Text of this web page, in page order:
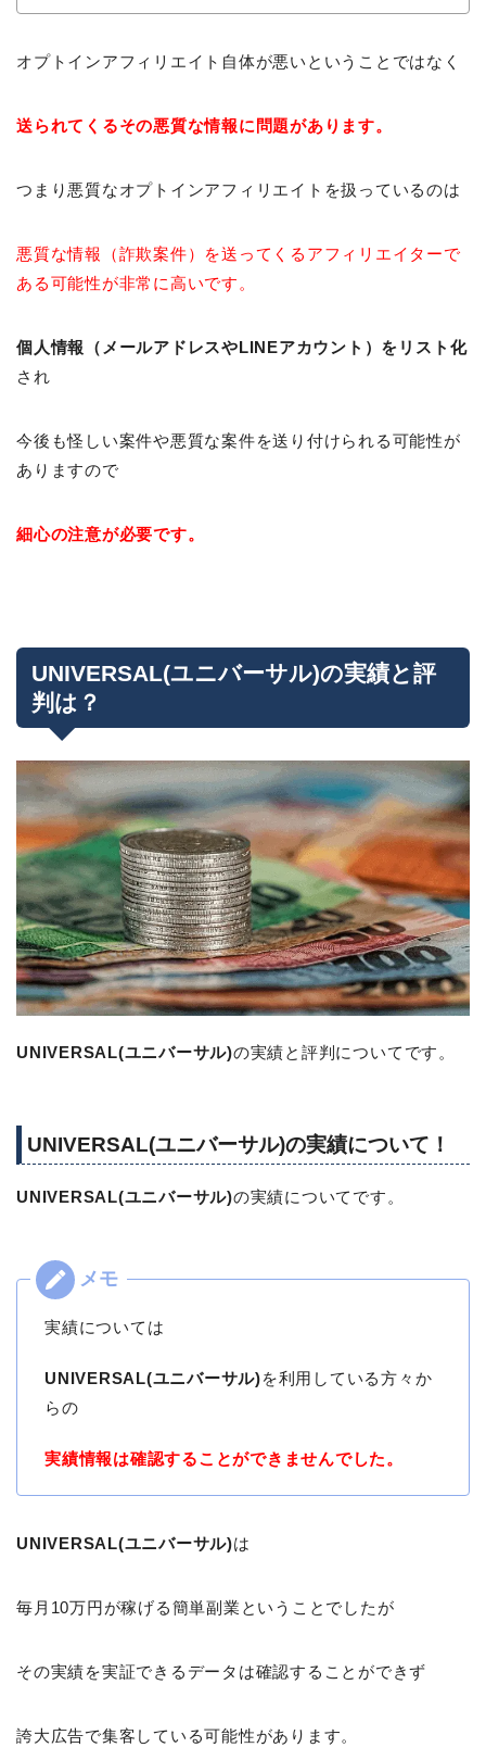
オプトインアフィリエイト自体が悪いということではなく
送られてくるその悪質な情報に問題があります。
つまり悪質なオプトインアフィリエイトを扱っているのは
悪質な情報（詐欺案件）を送ってくるアフィリエイターで
ある可能性が非常に高いです。
個人情報（メールアドレスやLINEアカウント）をリスト化
され
今後も怪しい案件や悪質な案件を送り付けられる可能性が
ありますので
細心の注意が必要です。
UNIVERSAL(ユニバーサル)の実績と評
判は？
UNIVERSAL(ユニバーサル)の実績と評判についてです。
UNIVERSAL(ユニバーサル)の実績について！
UNIVERSAL(ユニバーサル)の実績についてです。
実績については
UNIVERSAL(ユニバーサル)を利用している方々か
らの
実績情報は確認することができませんでした。
UNIVERSAL(ユニバーサル)は
毎月10万円が稼げる簡単副業ということでしたが
その実績を実証できるデータは確認することができず
誇大広告で集客している可能性があります。